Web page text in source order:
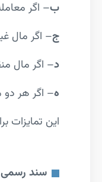
ب– اگر
ج– اگر مال
د– اگر مال
ه– اگر هر
این تمایزات
سند